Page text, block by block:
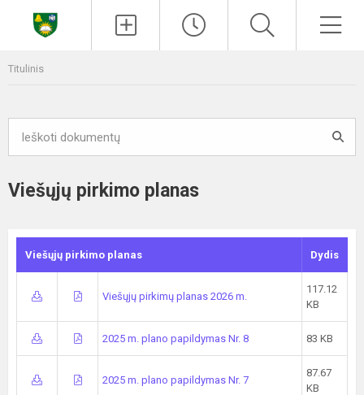
Titulinis
Viešųjų pirkimo planas
Viešųjų pirkimo planas Dydis
Viešųjų pirkimų planas 2026 m.
117.12
KB
2025 m. plano papildymas Nr. 8 83 KB
2025 m. plano papildymas Nr. 7
87.67
KB